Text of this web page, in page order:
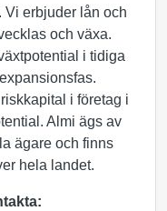
Vi erbjuder lån och
och växa.
i tidiga
i företag i
Almi ägs av
ägare och finns
hela landet.